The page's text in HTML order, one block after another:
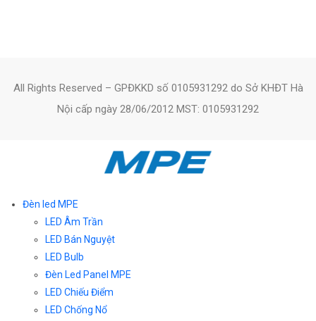
All Rights Reserved – GPĐKKD số 0105931292 do Sở KHĐT Hà
Nội cấp ngày 28/06/2012 MST: 0105931292
Đèn led MPE
LED Âm Trần
LED Bán Nguyệt
LED Bulb
Đèn Led Panel MPE
LED Chiếu Điểm
LED Chống Nổ